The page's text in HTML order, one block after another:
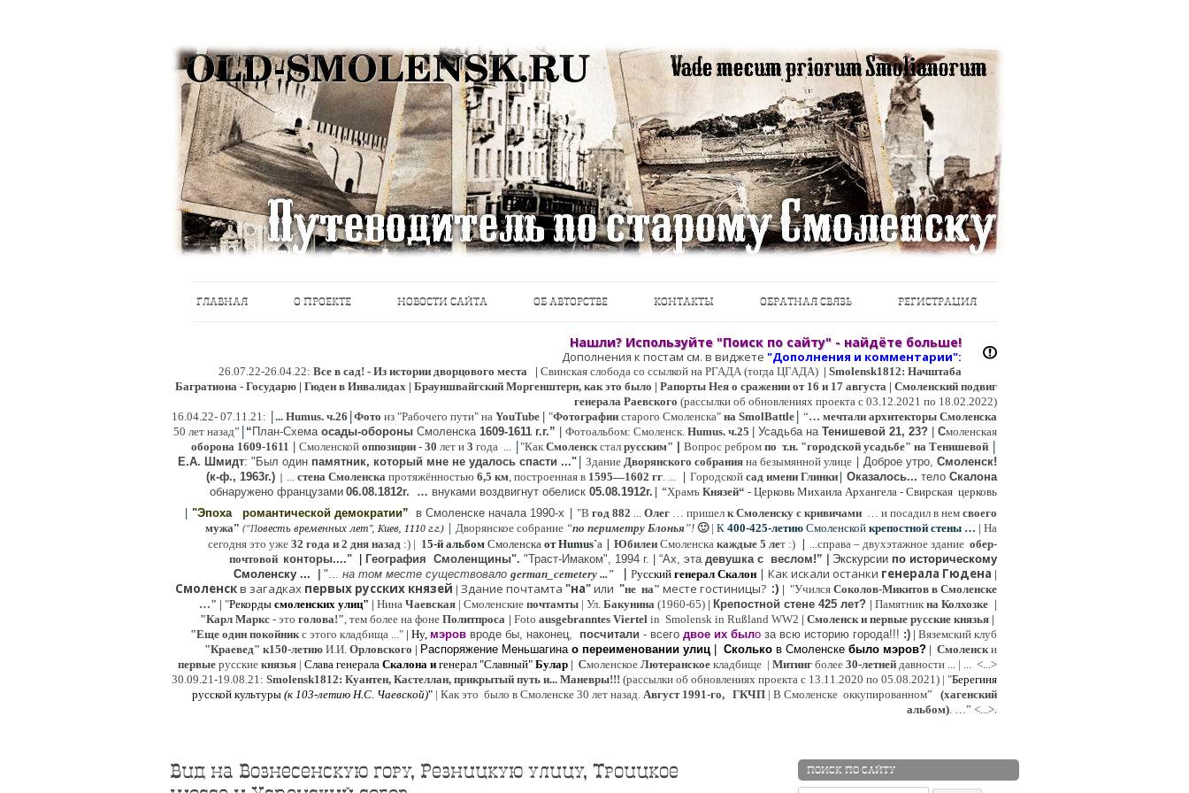
Старый Cмоленск
ГЛАВНАЯ О ПРОЕКТЕ НОВОСТИ САЙТА ОБ АВТОРСТВЕ КОНТАКТЫ ОБРАТНАЯ СВЯЗЬ РЕГИСТРАЦИЯ
Нашли? Используйте "Поиск по сайту" - найдёте больше!
Дополнения к постам см. в виджете "Дополнения и комментарии":
26.07.22-26.04.22: Все в сад! - Из истории дворцового места | Свинская слобода со ссылкой на РГАДА (тогда ЦГАДА) | Smolensk1812: Начштаба
Багратиона - Государю | Гюден в Инвалидах | Брауншвайгский Моргенштерн, как это было | Рапорты Нея о сражении от 16 и 17 августа | Смоленский подвиг
генерала Раевского (рассылки об обновлениях проекта с 03.12.2021 по 18.02.2022)
16.04.22- 07.11.21: |... Humus. ч.26 |Фото из "Рабочего пути" на YouTube "Фотографии старого Смоленска" на SmolBattle | “… мечтали архитекторы Смоленска
50 лет назад” | “ План-Схема осады-обороны Смоленска 1609-1611 г.г.” Фотоальбом: Смоленск. Humus. ч.25 | Усадьба на Тенишевой 21, 23? Смоленская
оборона 1609-1611 Смоленской оппозиции - 30 лет и 3 года ... |"Как Смоленскстал русским" Вопрос ребром по т.н. "городской усадьбе" на Тенишевой |
Е.А. Шмидт: "Был один памятник, который мне не удалось спасти ..." | Здание Дворянского собрания на безымянной улице | Доброе утро, Смоленск!
(к-ф., 1963г.) | ... стена Смоленска протяжённостью 6,5 км, построенная в 1595—1602 гг. ... | Городской сад имени Глинки | Оказалось... тело Скалона
обнаружено французами 06.08.1812г. … внуками воздвигнут обелиск 05.08.1912г. | “Храмъ Князей“ - Церковь Михаила Архангела - Свирская церковь
| "Эпохаромантической демократии” в Смоленске начала 1990-х | "В год 882 ... Олег … пришел к Смоленску с кривичами … и посадил в нем своего
мужа" ("Повесть временных лет", Киев, 1110 г.г.) | Дворянское собрание “по периметру Блонья”! 🙂| К 400-425-летию Смоленской крепостной стены … | На
сегодня это уже 32 года и 2 дня назад :) | 15-й альбом Смоленска от Humus`a | Юбилеи Смоленска каждые 5 лет :) | ...справа – двухэтажное здание обер-
почтовой конторы...." Гeография Cмоленщины". "Траст-Имаком", 1994 г. “Ах, эта девушка с веслом!” Экскурсии по историческому
Смоленску ...
"... на том месте существовало german_cemetery ..." | Русский генерал Скалон | Как искали останки генерала Гюдена |
Смоленскв загадках первых русских князей | Здание почтамта "на"или "не на" месте гостиницы? :) | "Учился Соколов-Микитов в Смоленске
…" | "Рекорды смоленских улиц" | Нина Чаевская | Смоленские почтамты | Ул. Бакунина (1960-65) | Крепостной стене 425 лет? | Памятник на Колхозке |
"Карл Маркс - это голова!", тем более на фоне Политпроса | Foto ausgebranntes Viertel in Smolensk in Rußland WW2 | Смоленск и первые русские князья |
"Еще один покойникс этого кладбища ..." | Ну, мэров вроде бы, наконец, посчитали - всего двое их было за всю историю города!!! :) | Вяземский клуб
"Краевед" к150-летию И.И. Орловского | Распоряжение Меньшагина о переименовании улиц Сколько в Смоленске было мэров? | Смоленски
первые русские князья | Слава генерала Скалона и генерал "Славный" Булар | Смоленское Лютерaнское кладбище | Митинг более 30-летней давности ... | ... <...>
30.09.21-19.08.21: Smolensk1812: Куантен, Кастеллан, прикрытый путь и... Маневры!!! (рассылки об обновлениях проекта с 13.11.2020 по 05.08.2021) | "Берегиня
русской культуры (к 103-летию Н.С. Чаевской)" | Как это было в Смоленске 30 лет назад. Август 1991-го, ГКЧП | В Смоленске оккупированном” (хагенский
альбом). …” <...>.
Вид на Вознесенскую гору, Резницкую улицу, Троицкое
ПОИСК ПО САЙТУ